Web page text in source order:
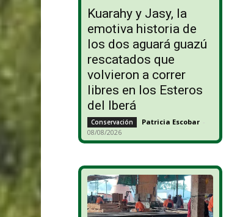
Kuarahy y Jasy, la
emotiva historia de
los dos aguará guazú
rescatados que
volvieron a correr
libres en los Esteros
del Iberá
Conservación Patricia Escobar -
08/08/2026